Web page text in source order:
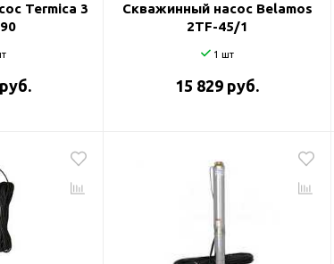
Termica 3
Скважинный насос Belamos
2TF-45/1
1 шт
15 829 руб.